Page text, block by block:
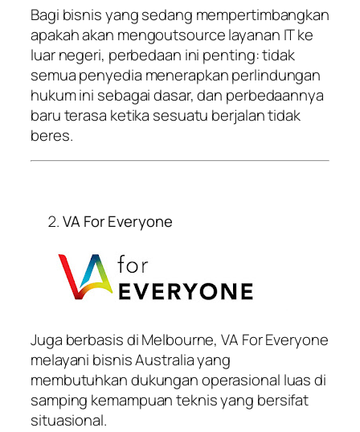
Bagi bisnis yang sedang mempertimbangkan
apakah akan mengoutsource layanan IT ke
luar negeri, perbedaan ini penting: tidak
semua penyedia menerapkan perlindungan
hukum ini sebagai dasar, dan perbedaannya
baru terasa ketika sesuatu berjalan tidak
beres.
VA For Everyone
Juga berbasis di Melbourne, VA For Everyone
melayani bisnis Australia yang
membutuhkan dukungan operasional luas di
samping kemampuan teknis yang bersifat
situasional.